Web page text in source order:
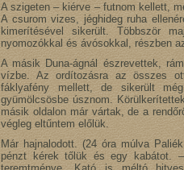
A szigeten – kiérve – futnom kellett,
A csurom vizes, jéghideg ruha
kimerítésével sikerült. Többször
nyomozókkal és ávósokkal, részben
A másik Duna-ágnál észrevettek,
vízbe. Az ordítozásra az összes
fáklyafény mellett, de sikerült
gyümölcsösbe úsznom.
másik oldalon már vártak, de a
végleg eltűntem előlük.
Már hajnalodott. (24 óra múlva
pénzt kérek tőlük és egy kabátot.